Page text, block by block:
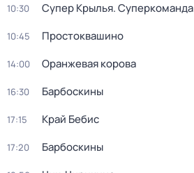
10:30 Супер Крылья. Суперкоманда
10:45 Простоквашино
14:00 Оранжевая корова
16:30 Барбоскины
17:15 Край Бебис
17:20 Барбоскины